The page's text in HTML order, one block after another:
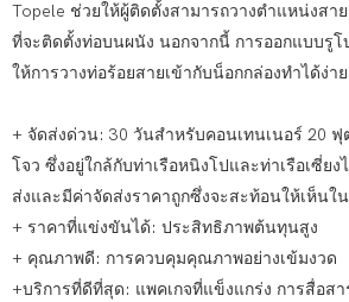
Topele ช่วยให้ผู้ติดตั้งสามารถวางตำแหน่งสา
ที่จะติดตั้งท่อบนผนัง นอกจากนี้ การออกแบบรู
ให้การวางท่อร้อยสายเข้ากับน็อกกล่องทำได้ง่า
+ จัดส่งด่วน: 30 วันสำหรับคอนเทนเนอร์ 20 ฟุ
โจว ซึ่งอยู่ใกล้กับท่าเรือหนิงโปและท่าเรือเซี่ย
ส่งและมีค่าจัดส่งราคาถูกซึ่งจะสะท้อนให้เห็นใ
+ ราคาที่แข่งขันได้: ประสิทธิภาพต้นทุนสูง
+ คุณภาพดี: การควบคุมคุณภาพอย่างเข้มงวด
+บริการที่ดีที่สุด: แพคเกจที่แข็งแกร่ง การสื่อส